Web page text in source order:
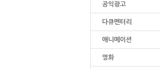
공익광고
다큐멘터리
애니메이션
영화